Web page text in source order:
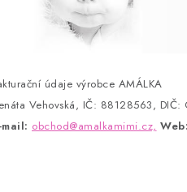
údaje výrobce AMÁLKA
Vehovská, IČ: 88128563,
mail: obchod@amalkamimi.cz, Web: